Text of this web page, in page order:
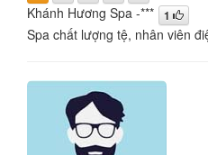
Khánh Hương Spa -*** 1
Spa chất lượng tệ, nhân viên